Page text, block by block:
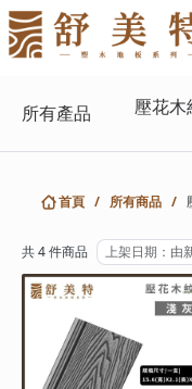
所有產品 壓花木
首頁 / 所有商品 /
共 4 件商品 上架日期：由